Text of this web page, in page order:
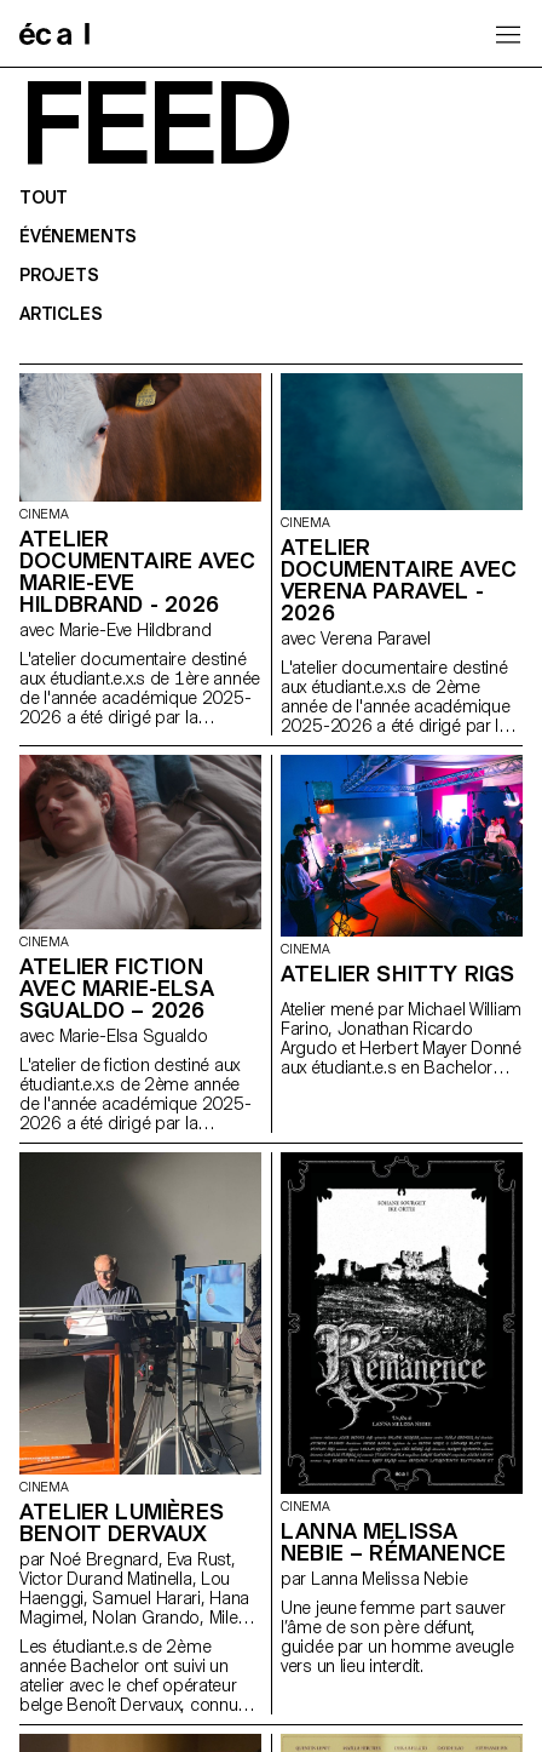
FEED
TOUT
ÉVÉNEMENTS
PROJETS
ARTICLES
CINEMA
ATELIER
DOCUMENTAIRE AVEC
MARIE-EVE
HILDBRAND - 2026
avec Marie-Eve Hildbrand
L'atelier documentaire destiné
aux étudiant.e.x.s de 1ère année
de l'année académique 2025-
2026 a été dirigé par la
Hildbrand.
CINEMA
ATELIER
DOCUMENTAIRE AVEC
VERENA PARAVEL -
2026
avec Verena Paravel
L'atelier documentaire destiné
aux étudiant.e.x.s de 2ème
année de l'année académique
2025-2026 a été dirigé par la
réalisatrice et anthropologue
visuelle française Verena
Paravel.
CINEMA
ATELIER FICTION
AVEC MARIE-ELSA
SGUALDO – 2026
avec Marie-Elsa Sgualdo
L'atelier de fiction destiné aux
étudiant.e.x.s de 2ème année
de l'année académique 2025-
2026 a été dirigé par la
réalisatrice suisse Marie-Elsa
CINEMA
ATELIER SHITTY RIGS
Atelier mené par Michael William
Farino, Jonathan Ricardo
Argudo et Herbert Mayer Donné
aux étudiant.e.s en Bachelor
CINEMA
ATELIER LUMIÈRES
BENOIT DERVAUX
par Noé Bregnard, Eva Rust,
Victor Durand Matinella, Lou
Haenggi, Samuel Harari, Hana
Magimel, Nolan Grando, Mileny
Viera de Andrade, Zélia Zanone
Les étudiant.e.s de 2ème
année Bachelor ont suivi un
atelier avec le chef opérateur
belge Benoît Dervaux, connu
pour son travail sur les films
CINEMA
LANNA MELISSA
NEBIE – RÉMANENCE
par Lanna Melissa Nebie
Une jeune femme part sauver
l’âme de son père défunt,
guidée par un homme aveugle
vers un lieu interdit.